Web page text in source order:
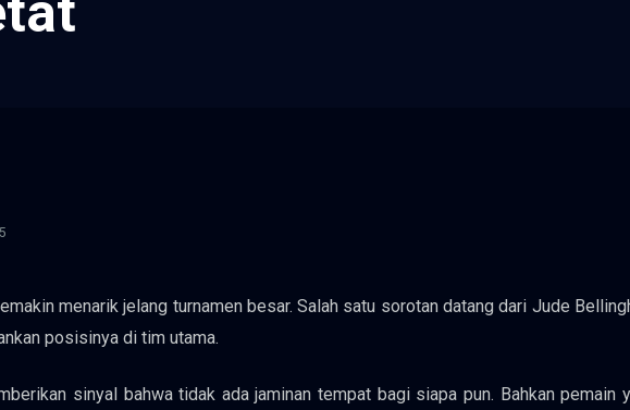
menarik jelang turnamen besar. Salah satu sorotan datang dari Jude
posisinya di tim utama.
sinyal bahwa tidak ada jaminan tempat bagi siapa pun. Bahkan pemain